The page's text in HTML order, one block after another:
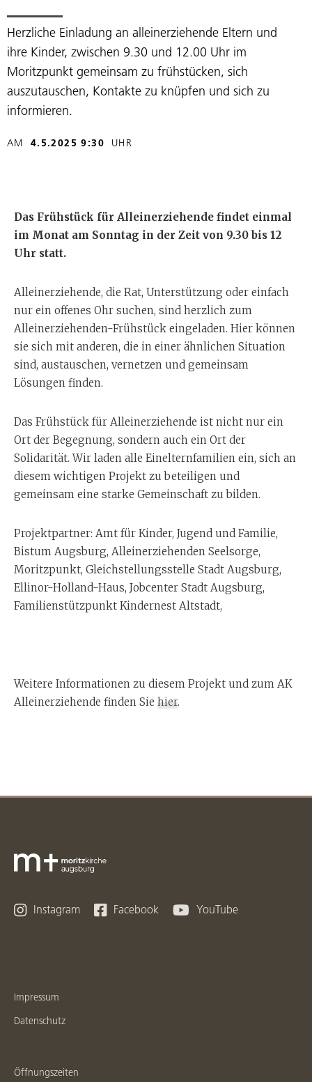
Herzliche Einladung an alleinerziehende Eltern und
ihre Kinder, zwischen 9.30 und 12.00 Uhr im
Moritzpunkt gemeinsam zu frühstücken, sich
auszutauschen, Kontakte zu knüpfen und sich zu
informieren.
AM 4.5.2025 9:30 UHR
Das Frühstück für Alleinerziehende findet einmal
im Monat am Sonntag in der Zeit von 9.30 bis 12
Uhr statt.
Alleinerziehende, die Rat, Unterstützung oder einfach
nur ein offenes Ohr suchen, sind herzlich zum
Alleinerziehenden-Frühstück eingeladen. Hier können
sie sich mit anderen, die in einer ähnlichen Situation
sind, austauschen, vernetzen und gemeinsam
Lösungen finden.
Das Frühstück für Alleinerziehende ist nicht nur ein
Ort der Begegnung, sondern auch ein Ort der
Solidarität. Wir laden alle Einelternfamilien ein, sich an
diesem wichtigen Projekt zu beteiligen und
gemeinsam eine starke Gemeinschaft zu bilden.
Projektpartner: Amt für Kinder, Jugend und Familie,
Bistum Augsburg, Alleinerziehenden Seelsorge,
Moritzpunkt, Gleichstellungsstelle Stadt Augsburg,
Ellinor-Holland-Haus, Jobcenter Stadt Augsburg,
Familienstützpunkt Kindernest Altstadt,
Weitere Informationen zu diesem Projekt und zum AK
Alleinerziehende finden Sie hier.
 Instagram  Facebook  YouTube
Impressum
Datenschutz
Öffnungszeiten